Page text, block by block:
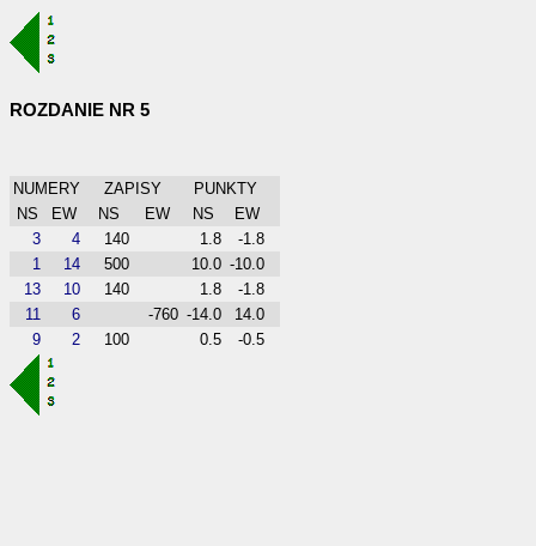
ROZDANIE NR 5
NUMERY ZAPISY
PUNKTY
NS
EW NS EW NS
EW
3
4 140 1.8
-1.8
1
14 500 10.0 -10.0
13
10 140 1.8
-1.8
11
6 -760 -14.0
14.0
9
2 100 0.5 -0.5